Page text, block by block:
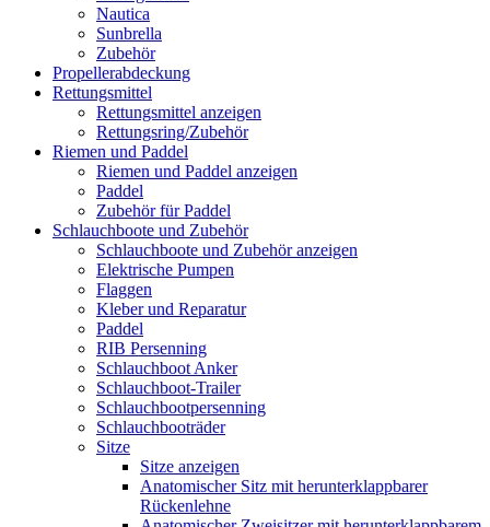
Nautica
Sunbrella
Zubehör
Propellerabdeckung
Rettungsmittel
Rettungsmittel anzeigen
Rettungsring/Zubehör
Riemen und Paddel
Riemen und Paddel anzeigen
Paddel
Zubehör für Paddel
Schlauchboote und Zubehör
Schlauchboote und Zubehör anzeigen
Elektrische Pumpen
Flaggen
Kleber und Reparatur
Paddel
RIB Persenning
Schlauchboot Anker
Schlauchboot-Trailer
Schlauchbootpersenning
Schlauchbooträder
Sitze
Sitze anzeigen
Anatomischer Sitz mit herunterklappbarer
Rückenlehne